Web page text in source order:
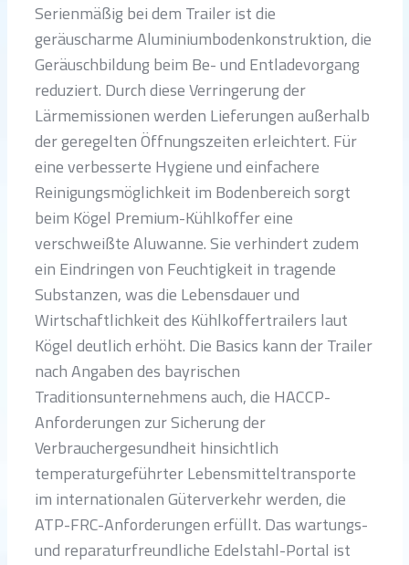
Serienmäßig bei dem Trailer ist die
geräuscharme Aluminiumbodenkonstruktion, die
Geräuschbildung beim Be- und Entladevorgang
reduziert. Durch diese Verringerung der
Lärmemissionen werden Lieferungen außerhalb
der geregelten Öffnungszeiten erleichtert. Für
eine verbesserte Hygiene und einfachere
Reinigungsmöglichkeit im Bodenbereich sorgt
beim Kögel Premium-Kühlkoffer eine
verschweißte Aluwanne. Sie verhindert zudem
ein Eindringen von Feuchtigkeit in tragende
Substanzen, was die Lebensdauer und
Wirtschaftlichkeit des Kühlkoffertrailers laut
Kögel deutlich erhöht. Die Basics kann der Trailer
nach Angaben des bayrischen
Traditionsunternehmens auch, die HACCP-
Anforderungen zur Sicherung der
Verbrauchergesundheit hinsichtlich
temperaturgeführter Lebensmitteltransporte
im internationalen Güterverkehr werden, die
ATP-FRC-Anforderungen erfüllt. Das wartungs-
und reparaturfreundliche Edelstahl-Portal ist